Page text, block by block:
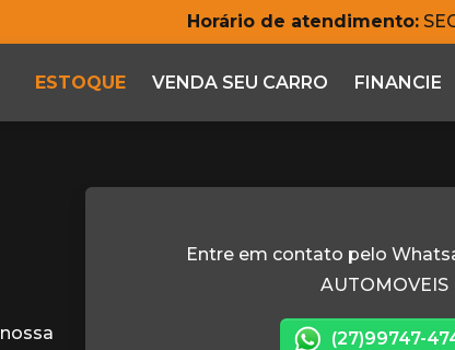
Horário de atendimento:
ESTOQUE VENDA SEU CARRO FINANCIE
Entre em contato pelo
AUTOMOVEIS
(27)99747-